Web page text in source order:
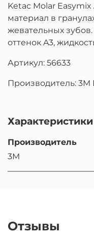
Ketac Molar
материал в
жевательных зубов.
оттенок A3,
Артикул: 56633
Производитель: 3M
Характеристики
Производитель
3M
Отзывы